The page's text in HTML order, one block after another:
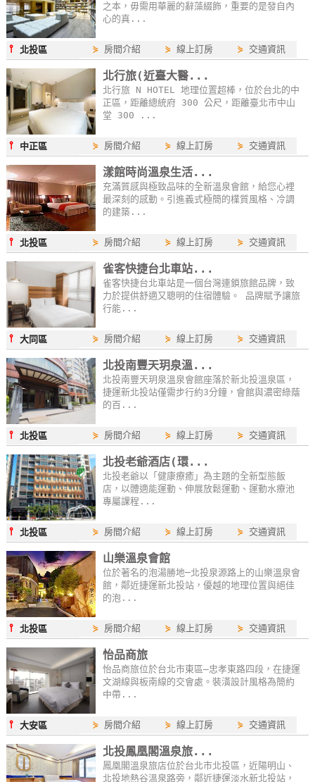
作
廠
商
合
作
伴
計
劃
商
品
傳
之本，毋需用華麗的辭藻綴飾，重要的是發自內
心的真...
⫯北投區 ⋟ 房間介紹 ⋟線上訂房 ⋟ 交通資訊
北行旅(近臺大醫...
北行旅 N HOTEL 地理位置超棒，位於台北的中
正區，距離總統府 300 公尺，距離臺北市中山
堂 300 ...
⫯ 中正區 ⋟ 房間介紹 ⋟線上訂房 ⋟ 交通資訊
漾館時尚溫泉生活...
充滿質感與極致品味的全新溫泉會館，給您心裡
最深刻的感動。引進義式極簡的檏質風格、冷調
的建築...
⫯北投區 ⋟ 房間介紹 ⋟線上訂房 ⋟ 交通資訊
雀客快捷台北車站...
雀客快捷台北車站是一個台灣連鎖旅館品牌，致
力於提供舒適又聰明的住宿體驗。 品牌賦予讓旅
行能...
⫯大同區 ⋟ 房間介紹 ⋟線上訂房 ⋟ 交通資訊
北投南豐天玥泉溫...
北投南豐天玥泉溫泉會館座落於新北投溫泉區，
捷運新北投站僅需步行約3分鐘，會館與濃密綠蔭
的百...
⫯北投區 ⋟ 房間介紹 ⋟線上訂房 ⋟ 交通資訊
北投老爺酒店(環...
北投老爺以「健康療癒」為主題的全新型態飯
店，以體適能運動、伸展放鬆運動、運動水療池
專屬課程...
⫯北投區 ⋟ 房間介紹 ⋟線上訂房 ⋟ 交通資訊
山樂溫泉會館
位於著名的泡湯勝地─北投泉源路上的山樂溫泉會
館，鄰近捷運新北投站，優越的地理位置與絕佳
的泡...
⫯北投區 ⋟ 房間介紹 ⋟線上訂房 ⋟ 交通資訊
怡品商旅
怡品商旅位於台北市東區–忠孝東路四段，在捷運
文湖線與板南線的交會處。裝潢設計風格為簡約
中帶...
⫯大安區 ⋟ 房間介紹 ⋟線上訂房 ⋟ 交通資訊
北投鳳凰閣溫泉旅...
鳳凰閣溫泉旅店位於台北市北投區，近陽明山、
北投地熱谷溫泉路旁，鄰近捷運淡水新北投站，